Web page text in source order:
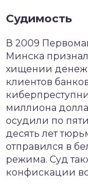
Судимость
В 2009
Минска
хищении
клиентов
миллиона
осудили по
десять лет
отправился в
режима. Суд
конфискации